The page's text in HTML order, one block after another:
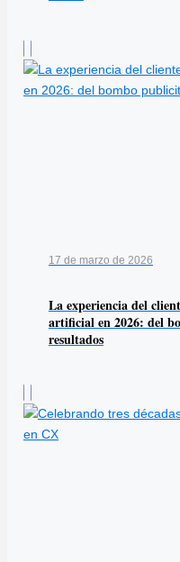
17 de marzo de 2026
La experiencia del
artificial en 2026: del
resultados